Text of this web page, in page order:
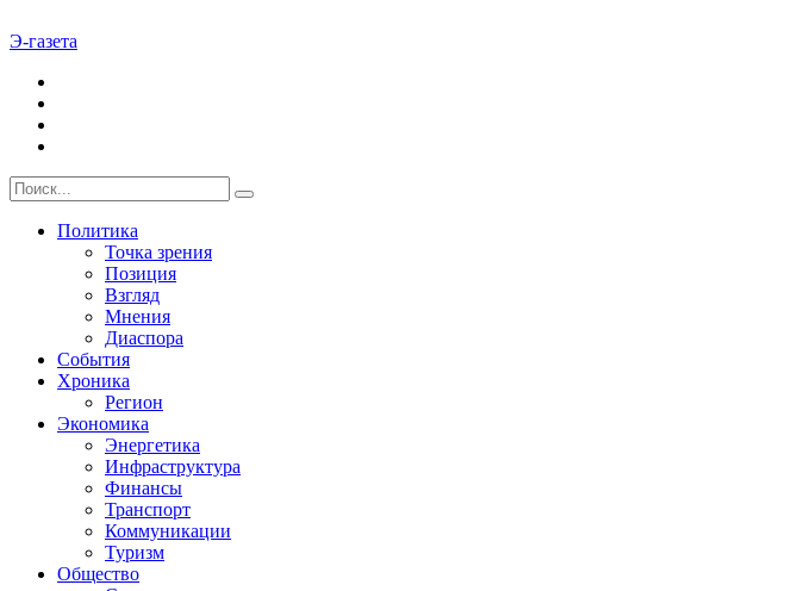
Э-газета
Политика
Точка зрения
Позиция
Взгляд
Мнения
Диаспора
События
Хроника
Регион
Экономика
Энергетика
Инфраструктура
Финансы
Транспорт
Коммуникации
Туризм
Общество